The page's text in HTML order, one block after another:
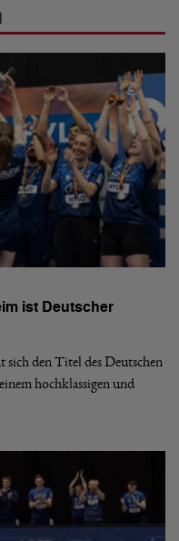
ist Deutscher
sich den Titel des Deutschen
hochklassigen und